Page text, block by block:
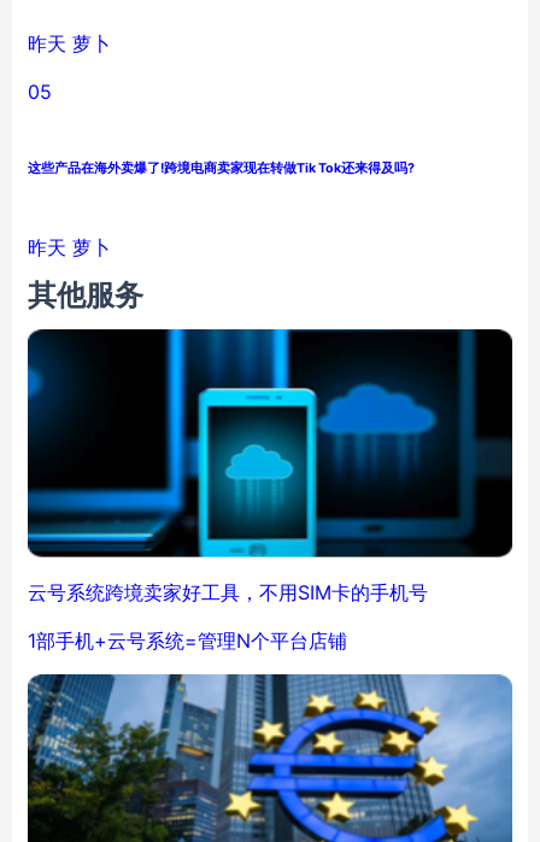
昨天 萝卜
05
这些产品在海外卖爆了!跨境电商卖家现在转做Tik Tok还来得及吗?
昨天 萝卜
其他服务
云号系统跨境卖家好工具，不用SIM卡的手机号
1部手机+云号系统=管理N个平台店铺